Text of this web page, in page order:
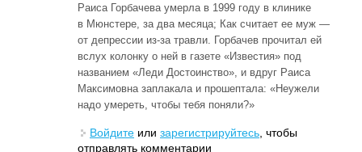
Раиса Горбачева умерла в 1999 году в клинике
в Мюнстере, за два месяца; Как считает ее муж —
от депрессии из-за травли. Горбачев прочитал ей
вслух колонку о ней в газете «Известия» под
названием «Леди Достоинство», и вдруг Раиса
Максимовна заплакала и прошептала: «Неужели
надо умереть, чтобы тебя поняли?»
Войдите или зарегистрируйтесь , чтобы
отправлять комментарии